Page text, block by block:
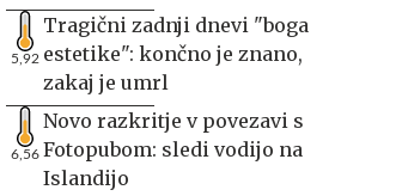
5,92
Tragični zadnji dnevi "boga
estetike": končno je znano,
zakaj je umrl
6,56
Novo razkritje v povezavi s
Fotopubom: sledi vodijo na
Islandijo